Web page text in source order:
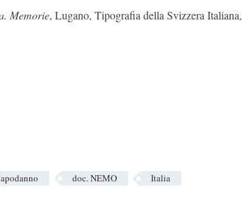
Memorie, Lugano, Tipografia della Svizzera Italiana,
doc. NEMO
Italia